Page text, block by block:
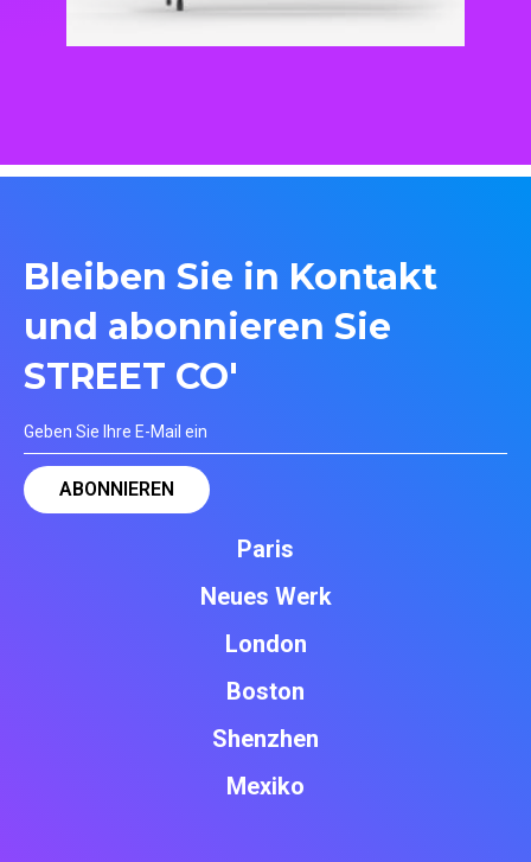
Bleiben Sie in Kontakt
und abonnieren Sie
STREET CO'
Paris
Neues Werk
London
Boston
Shenzhen
Mexiko